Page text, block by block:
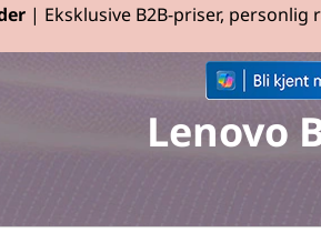
| Eksklusive B2B-priser, personlig
Lenovo